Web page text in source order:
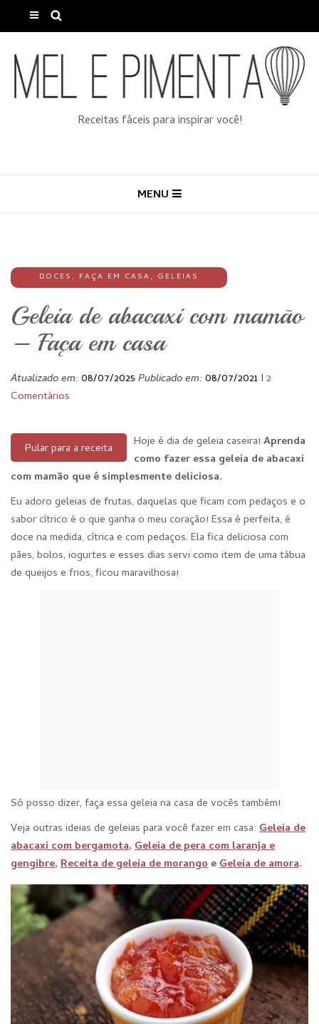
Receitas fáceis para inspirar você!
MENU
DOCES, FAÇA EM CASA, GELEIAS
Geleia de abacaxi com mamão
– Faça em casa
Atualizado em:08/07/2025 Publicado em:08/07/2021 I 2
Comentários
Pular para a receita Hoje é dia de geleia caseira! Aprenda
como fazer essa geleia de abacaxi
com mamão que é simplesmente deliciosa.
Eu adoro geleias de frutas, daquelas que ficam com pedaços e o
sabor cítrico é o que ganha o meu coração! Essa é perfeita, é
doce na medida, cítrica e com pedaços. Ela fica deliciosa com
pães, bolos, iogurtes e esses dias servi como item de uma tábua
de queijos e frios, ficou maravilhosa!
Só posso dizer, faça essa geleia na casa de vocês também!
Veja outras ideias de geleias para você fazer em casa: Geleia de
abacaxi com bergamota, Geleia de pera com laranja e
gengibre, Receita de geleia de morango eGeleia de amora.